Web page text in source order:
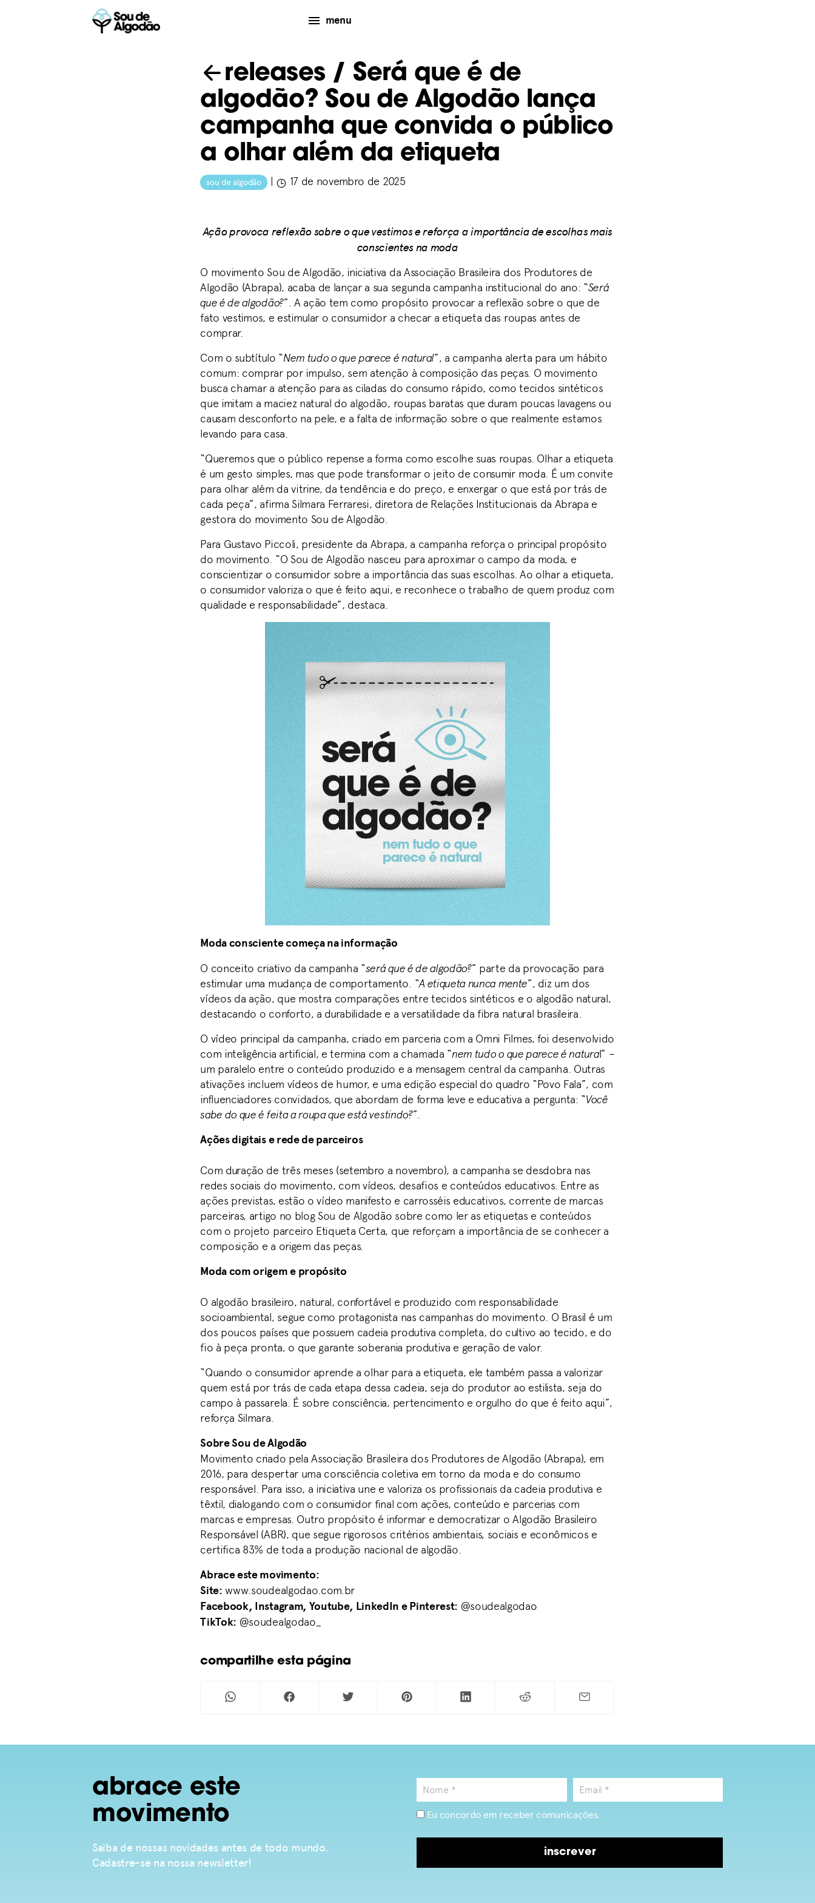
menu
releases/ Será que é de
algodão? Sou de Algodão lança
campanha que convida o público
a olhar além da etiqueta
sou de algodão | 17 de novembro de 2025
Ação provoca reflexão sobre o que vestimos e reforça a importância de escolhas mais
conscientes na moda
O movimento Sou de Algodão, iniciativa da Associação Brasileira dos Produtores de
Algodão (Abrapa), acaba de lançar a sua segunda campanha institucional do ano: “Será
que é de algodão?”. A ação tem como propósito provocar a reflexão sobre o que de
fato vestimos, e estimular o consumidor a checar a etiqueta das roupas antes de
comprar.
Com o subtítulo “Nem tudo o que parece é natural”, a campanha alerta para um hábito
comum: comprar por impulso, sem atenção à composição das peças. O movimento
busca chamar a atenção para as ciladas do consumo rápido, como tecidos sintéticos
que imitam a maciez natural do algodão, roupas baratas que duram poucas lavagens ou
causam desconforto na pele, e a falta de informação sobre o que realmente estamos
levando para casa.
“Queremos que o público repense a forma como escolhe suas roupas. Olhar a etiqueta
é um gesto simples, mas que pode transformar o jeito de consumir moda. É um convite
para olhar além da vitrine, da tendência e do preço, e enxergar o que está por trás de
cada peça”, afirma Silmara Ferraresi, diretora de Relações Institucionais da Abrapa e
gestora do movimento Sou de Algodão.
Para Gustavo Piccoli, presidente da Abrapa, a campanha reforça o principal propósito
do movimento. “O Sou de Algodão nasceu para aproximar o campo da moda, e
conscientizar o consumidor sobre a importância das suas escolhas. Ao olhar a etiqueta,
o consumidor valoriza o que é feito aqui, e reconhece o trabalho de quem produz com
qualidade e responsabilidade”, destaca.
Moda consciente começa na informação
O conceito criativo da campanha “será que é de algodão?” parte da provocação para
estimular uma mudança de comportamento. “A etiqueta nunca mente”, diz um dos
vídeos da ação, que mostra comparações entre tecidos sintéticos e o algodão natural,
destacando o conforto, a durabilidade e a versatilidade da fibra natural brasileira.
O vídeo principal da campanha, criado em parceria com a Omni Filmes, foi desenvolvido
com inteligência artificial, e termina com a chamada “nem tudo o que parece é natural” –
um paralelo entre o conteúdo produzido e a mensagem central da campanha. Outras
ativações incluem vídeos de humor, e uma edição especial do quadro “Povo Fala”, com
influenciadores convidados, que abordam de forma leve e educativa a pergunta: “Você
sabe do que é feita a roupa que está vestindo?”.
Ações digitais e rede de parceiros
Com duração de três meses (setembro a novembro), a campanha se desdobra nas
redes sociais do movimento, com vídeos, desafios e conteúdos educativos. Entre as
ações previstas, estão o vídeo manifesto e carrosséis educativos, corrente de marcas
parceiras, artigo no blog Sou de Algodão sobre como ler as etiquetas e conteúdos
com o projeto parceiro Etiqueta Certa, que reforçam a importância de se conhecer a
composição e a origem das peças.
Moda com origem e propósito
O algodão brasileiro, natural, confortável e produzido com responsabilidade
socioambiental, segue como protagonista nas campanhas do movimento. O Brasil é um
dos poucos países que possuem cadeia produtiva completa, do cultivo ao tecido, e do
fio à peça pronta, o que garante soberania produtiva e geração de valor.
“Quando o consumidor aprende a olhar para a etiqueta, ele também passa a valorizar
quem está por trás de cada etapa dessa cadeia, seja do produtor ao estilista, seja do
campo à passarela. É sobre consciência, pertencimento e orgulho do que é feito aqui”,
reforça Silmara.
Sobre Sou de Algodão
Movimento criado pela Associação Brasileira dos Produtores de Algodão (Abrapa), em
2016, para despertar uma consciência coletiva em torno da moda e do consumo
responsável. Para isso, a iniciativa une e valoriza os profissionais da cadeia produtiva e
têxtil, dialogando com o consumidor final com ações, conteúdo e parcerias com
marcas e empresas. Outro propósito é informar e democratizar o Algodão Brasileiro
Responsável (ABR), que segue rigorosos critérios ambientais, sociais e econômicos e
certifica 83% de toda a produção nacional de algodão.
Abrace este movimento:
Site: www.soudealgodao.com.br
Facebook, Instagram, Youtube, LinkedIn e Pinterest: @soudealgodao
TikTok: @soudealgodao_
compartilhe esta página
abrace este
movimento
Saiba de nossas novidades antes de todo mundo.
Cadastre-se na nossa newsletter!
Eu concordo em receber comunicações.
inscrever